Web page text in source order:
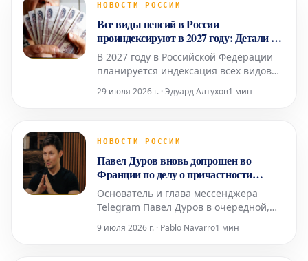
НОВОСТИ РОССИИ
Все виды пенсий в России
проиндексируют в 2027 году: Детали от
эксперта
В 2027 году в Российской Федерации
планируется индексация всех видов
сроки и механизмы их осуществления
Об этом сообщила Людмила Иванова-
Торгово-промышленной пал
29 июля 2026 г. · Эдуард Алтухов1 мин
НОВОСТИ РОССИИ
Павел Дуров вновь допрошен во
Франции по делу о причастности
Telegram к преступной деятельности
Основатель и глава мессенджера
Telegram Павел Дуров в очередной,
Париже. Это произошло в среду, 8
9 июля 2026 г. · Pablo Navarro1 мин